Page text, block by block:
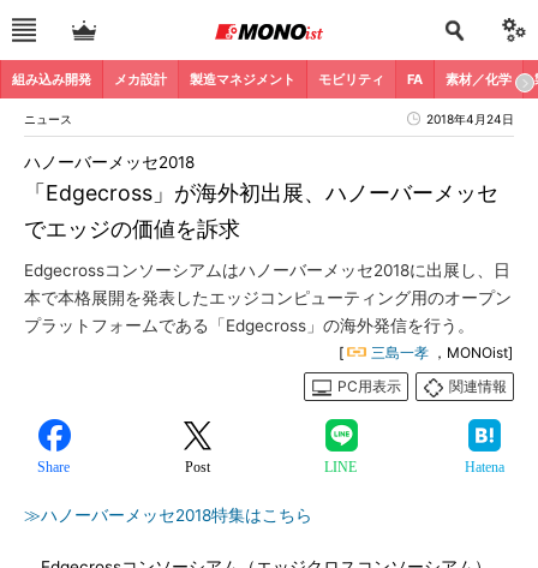
組み込み開発 メカ設計 製造マネジメント モビリティ FA 素材／化学
ニュース 2018年4月24日
「Edgecross」が海外初出展、ハノーバーメッセ
でエッジの価値を訴求
ハノーバーメッセ2018
Edgecrossコンソーシアムはハノーバーメッセ2018に出展し、日
本で本格展開を発表したエッジコンピューティング用のオープン
プラットフォームである「Edgecross」の海外発信を行う。
[ 三島一孝 ，MONOist]
PC用表示
関連情報
Share Post LINE Hatena
≫ハノーバーメッセ2018特集はこちら